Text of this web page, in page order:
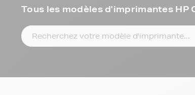
Tous les modèles d'imprimantes HP